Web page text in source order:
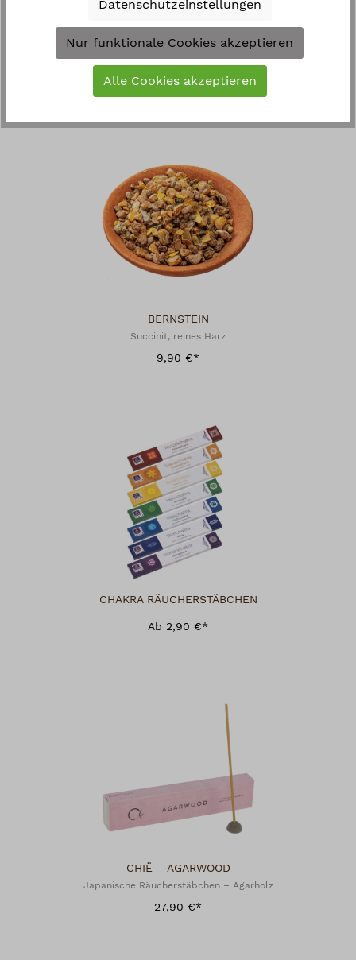
BENZOE SIAM MANDELN
Styrax tonkinensis, reines Harz
15,90 €*
BERNSTEIN
Succinit, reines Harz
9,90 €*
CHAKRA RÄUCHERSTÄBCHEN
Ab 2,90 €*
CHIË – AGARWOOD
Japanische Räucherstäbchen – Agarholz
27,90 €*
Datenschutzeinstellungen
Nur funktionale Cookies akzeptieren
Alle Cookies akzeptieren